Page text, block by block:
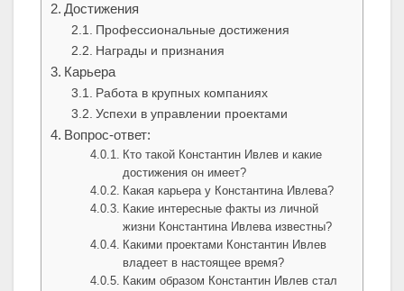
Достижения
Профессиональные достижения
Награды и признания
Карьера
Работа в крупных компаниях
Успехи в управлении проектами
Вопрос-ответ:
Кто такой Константин Ивлев и какие
достижения он имеет?
Какая карьера у Константина Ивлева?
Какие интересные факты из личной
жизни Константина Ивлева известны?
Какими проектами Константин Ивлев
владеет в настоящее время?
Каким образом Константин Ивлев стал